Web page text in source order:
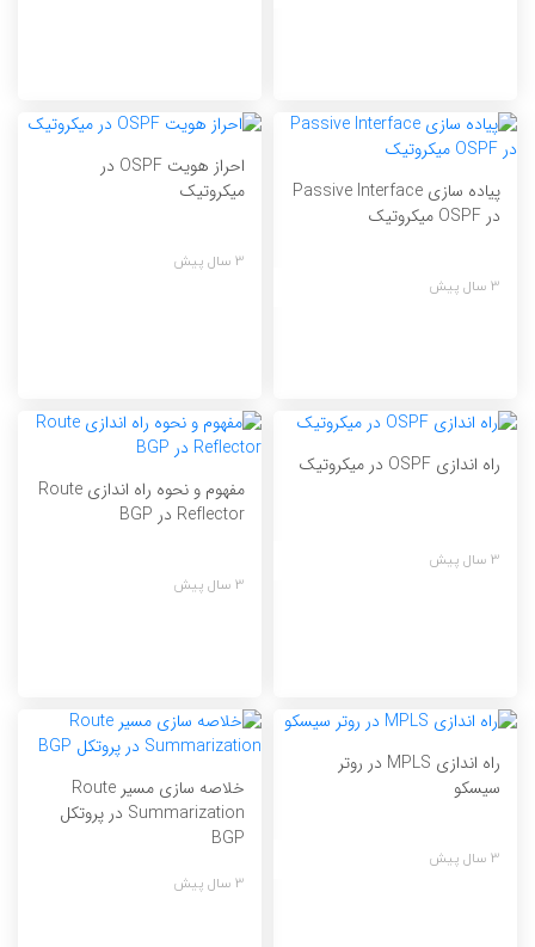
پیاده سازی Passive Interface
در OSPF میکروتیک
3 سال پیش
احراز هویت OSPF در
میکروتیک
3 سال پیش
راه اندازی OSPF در میکروتیک
3 سال پیش
مفهوم و نحوه راه اندازی Route
Reflector در BGP
3 سال پیش
راه اندازی MPLS در روتر
سیسکو
3 سال پیش
خلاصه سازی مسیر Route
Summarization در پروتکل
BGP
3 سال پیش